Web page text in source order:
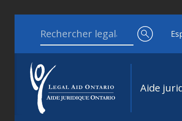
Search for:
Aide